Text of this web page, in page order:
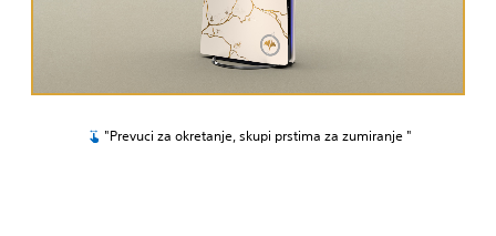
"Prevuci za okretanje, skupi prstima za zumiranje "